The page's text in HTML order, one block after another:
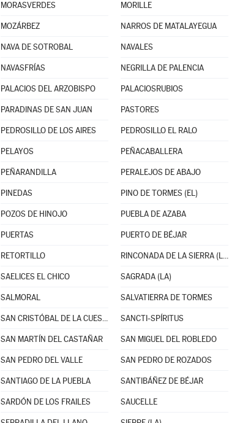
MORASVERDES MORILLE
MOZÁRBEZ NARROS DE MATALAYEGUA
NAVA DE SOTROBAL NAVALES
NAVASFRÍAS NEGRILLA DE PALENCIA
PALACIOS DEL ARZOBISPO PALACIOSRUBIOS
PARADINAS DE SAN JUAN PASTORES
PEDROSILLO DE LOS AIRES PEDROSILLO EL RALO
PELAYOS PEÑACABALLERA
PEÑARANDILLA PERALEJOS DE ABAJO
PINEDAS PINO DE TORMES (EL)
POZOS DE HINOJO PUEBLA DE AZABA
PUERTAS PUERTO DE BÉJAR
RETORTILLO RINCONADA DE LA SIERRA (LA)
SAELICES EL CHICO SAGRADA (LA)
SALMORAL SALVATIERRA DE TORMES
SAN CRISTÓBAL DE LA CUESTA SANCTI-SPÍRITUS
SAN MARTÍN DEL CASTAÑAR SAN MIGUEL DEL ROBLEDO
SAN PEDRO DEL VALLE SAN PEDRO DE ROZADOS
SANTIAGO DE LA PUEBLA SANTIBÁÑEZ DE BÉJAR
SARDÓN DE LOS FRAILES SAUCELLE